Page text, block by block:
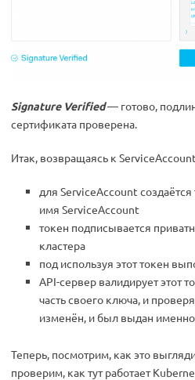
Signature Verified— готово,
сертификата проверена.
Итак, возвращаясь к
для ServiceAccount
имя ServiceAccount
токен подписывается
кластера
под используя этот токен
API-сервер валидирует этот
часть своего ключа, и
изменён, и был выдан
Теперь, посмотрим, как это
проверим, как тут работает